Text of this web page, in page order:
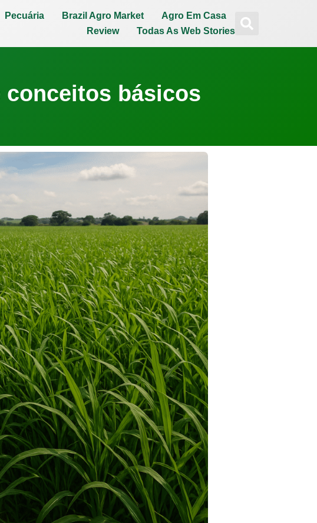
Pecuária Brazil Agro Market
Agro Em Casa
Review
Todas As Web Stories
básicos